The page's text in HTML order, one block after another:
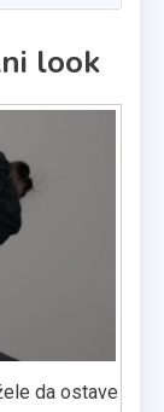
look
da ostave